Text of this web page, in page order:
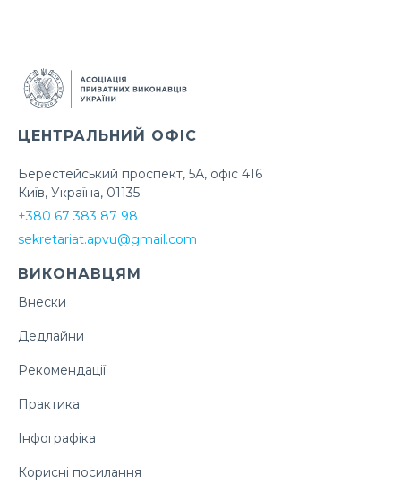
ЦЕНТРАЛЬНИЙ ОФІС
Берестейський проспект, 5А, офіс 416
Київ, Україна, 01135
+380 67 383 87 98
sekretariat.apvu@gmail.com
ВИКОНАВЦЯМ
Внески
Дедлайни
Рекомендації
Практика
Інфографіка
Корисні посилання